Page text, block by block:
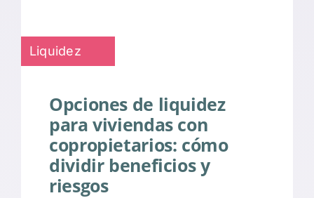
Liquidez
Opciones de liquidez
para viviendas con
copropietarios: cómo
dividir beneficios y
riesgos